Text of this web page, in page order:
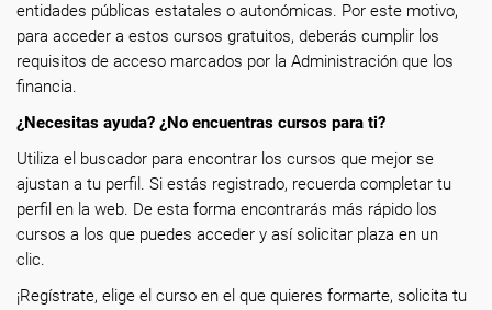
entidades públicas estatales o autonómicas. Por este motivo,
para acceder a estos cursos gratuitos, deberás cumplir los
requisitos de acceso marcados por la Administración que los
financia.
¿Necesitas ayuda? ¿No encuentras cursos para ti?
Utiliza el buscador para encontrar los cursos que mejor se
ajustan a tu perfil. Si estás registrado, recuerda completar tu
perfil en la web. De esta forma encontrarás más rápido los
cursos a los que puedes acceder y así solicitar plaza en un
clic.
¡Regístrate, elige el curso en el que quieres formarte, solicita tu